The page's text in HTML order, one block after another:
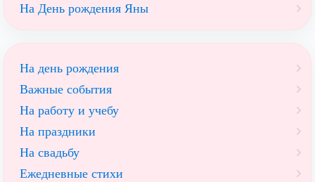
На День рождения Яны
На день рождения
Важные события
На работу и учебу
На праздники
На свадьбу
Ежедневные стихи